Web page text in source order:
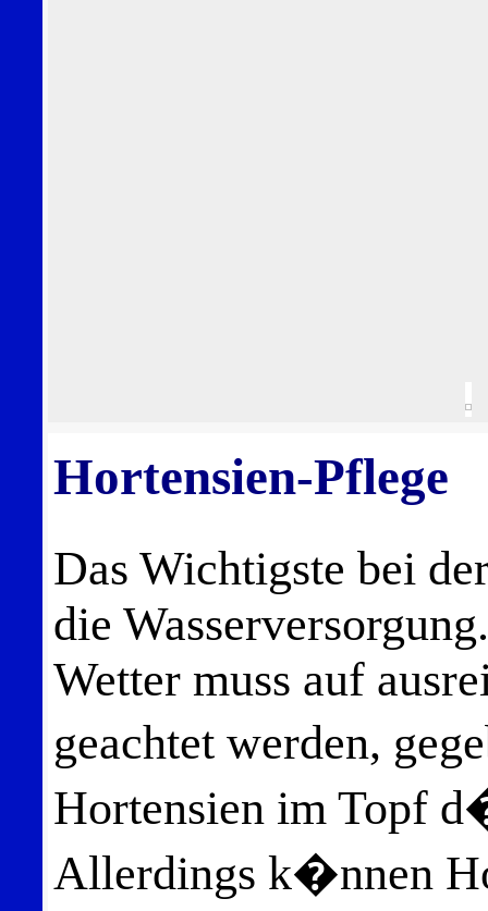
Hortensien-Pflege
Das Wichtigste bei
die
Wetter muss auf
geachtet werden,
Hortensien im Topf
Allerdings k�nnen